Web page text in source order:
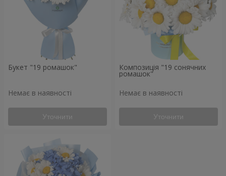
Букет "19 ромашок"
Немає в наявності
Уточнити
Композиція "19 сонячних
ромашок"
Немає в наявності
Уточнити